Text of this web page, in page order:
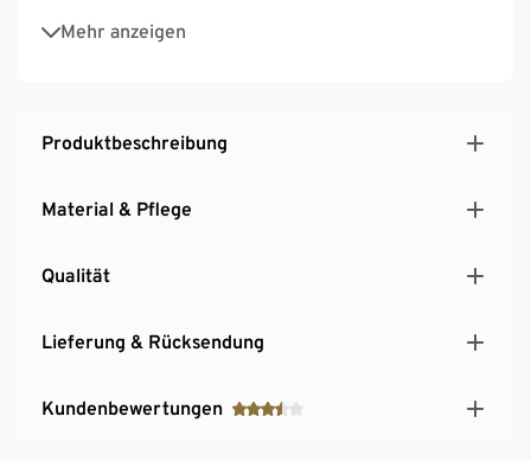
Mehr anzeigen
3-fach verstellbarer SoftSeal®-Häkchenverschluss
Produktbeschreibung
Material & Pflege
Qualität
Lieferung & Rücksendung
Kundenbewertungen